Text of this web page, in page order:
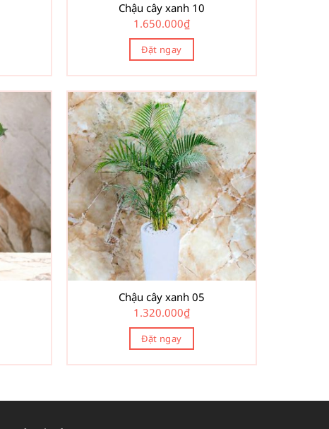
Chậu cây xanh 10
1.650.000₫
Đặt ngay
Chậu cây xanh 05
1.320.000₫
Đặt ngay